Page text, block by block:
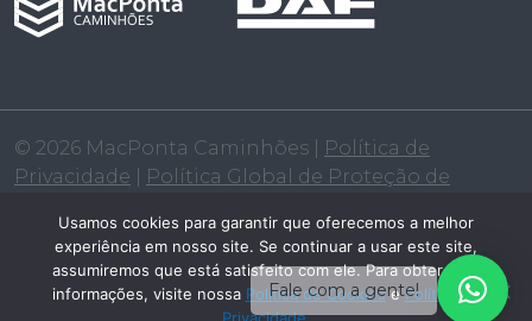
© 2026 MacPonta Caminhões |
Política de
Privacidade
Política Global de Proteção de
UMA EMPRESA DO
Fale com a gente!
Usamos cookies para garantir que oferecemos a melhor
experiência em nosso site. Se continuar a usar este site,
assumiremos que está satisfeito com ele. Para obter mais
informações, visite nossa Política de CookiesePolítica de